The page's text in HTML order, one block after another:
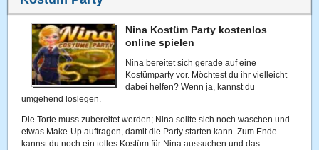
Nina Kostüm Party kostenlos
online spielen
Nina bereitet sich gerade auf eine
Kostümparty vor. Möchtest du ihr vielleicht
dabei helfen? Wenn ja, kannst du
umgehend loslegen.
Die Torte muss zubereitet werden; Nina sollte sich noch waschen und
etwas Make-Up auftragen, damit die Party starten kann. Zum Ende
kannst du noch ein tolles Kostüm für Nina aussuchen und das